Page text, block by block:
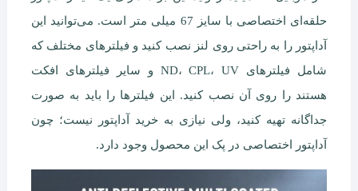
حلقه‌ای اختصاصی با سایز 67 میلی متر است. می‌توانید این
آداپتور را به راحتی روی لنز نصب کنید و فیلترهای مختلف که
شامل فیلترهای ND، CPL، UV و سایر فیلترهای افکت
هستند را روی آن نصب کنید. این فیلترها را باید به صورت
جداگانه تهیه کنید، ولی نیازی به خرید آداپتور نیست؛ چون
آداپتور اختصاصی در پک این محصول وجود دارد.